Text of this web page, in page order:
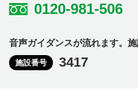
0120-981-506
音声ガイダンスが流れます。
施設番号 3417